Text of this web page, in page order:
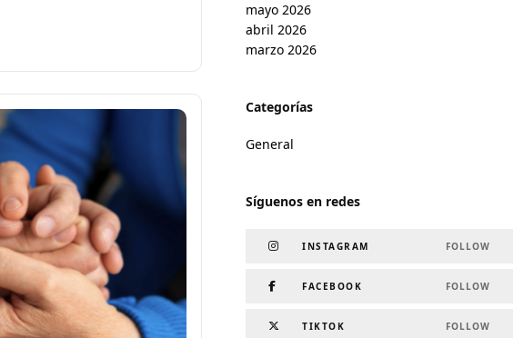
mayo 2026
abril 2026
marzo 2026
Categorías
General
Síguenos en redes
INSTAGRAM FOLLOW
FACEBOOK FOLLOW
TIKTOK FOLLOW